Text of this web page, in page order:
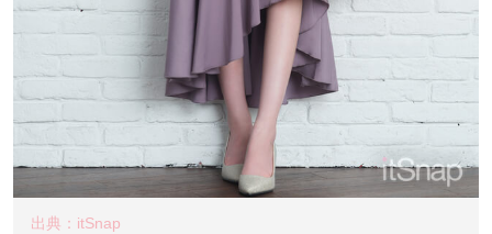
出典：itSnap